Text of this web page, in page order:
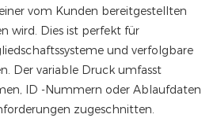
vom Kunden bereitgestellten
wird. Dies ist perfekt für
und verfolgbare
Der variable Druck umfasst
ID -Nummern oder Ablaufdaten
zugeschnitten.